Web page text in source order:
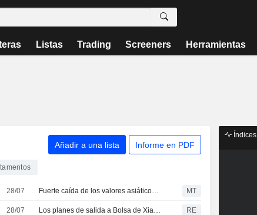
Listas Trading Screeners Herramientas
Añadir a una lista Informe en PDF
28/07 Fuerte caída de los valores asiáticos que cotizan en EE. UU. como certificados de depósito estadounidenses en la sesión del martes MT
28/07 Los planes de salida a Bolsa de Xiaohongshu en Hong Kong, bajo la lupa tras una denuncia sobre su estructura corporativa RE
Índices